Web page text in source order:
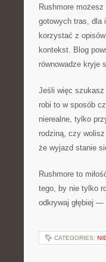
Rushmore
gotowych tras, dla
korzystać z
kontekst. Blog
równowadze kryje
Jeśli więc
robi to w sposób
nierealne, tylko
rodziną, czy
że wyjazd stanie
Rushmore to
tego, by nie tylko
odkrywaj głębiej
CATEGORIES: